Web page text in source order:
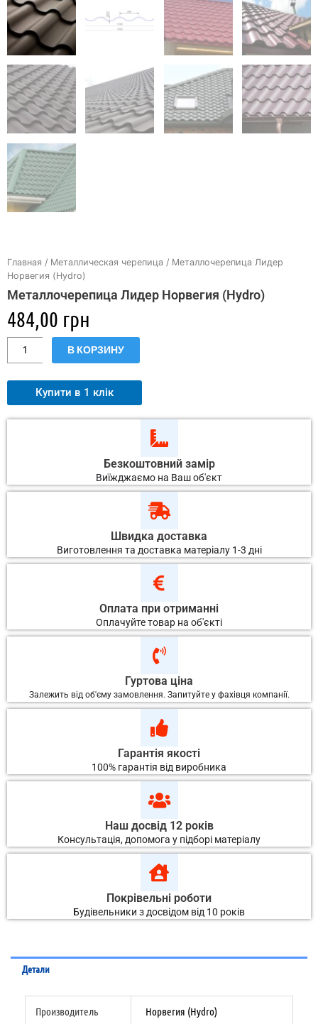
Главная / Металлическая черепица / Металлочерепица Лидер
Норвегия (Hydro)
Металлочерепица Лидер Норвегия (Hydro)
484,00 грн
Количество
товара
Металлочерепица
Лидер
Норвегия
(Hydro)
В КОРЗИНУ
Купити в 1 клік
Безкоштовний замір
Виїжджаємо на Ваш об'єкт
Швидка доставка
Виготовлення та доставка матеріалу 1-3 дні
Оплата при отриманні
Оплачуйте товар на об'єкті
Гуртова ціна
Залежить від об'єму замовлення. Запитуйте у фахівця компанії.
Гарантія якості
100% гарантія від виробника
Наш досвід 12 років
Консультація, допомога у підборі матеріалу
Покрівельні роботи
Будівельники з досвідом від 10 років
Детали
Производитель
Норвегия (Hydro)